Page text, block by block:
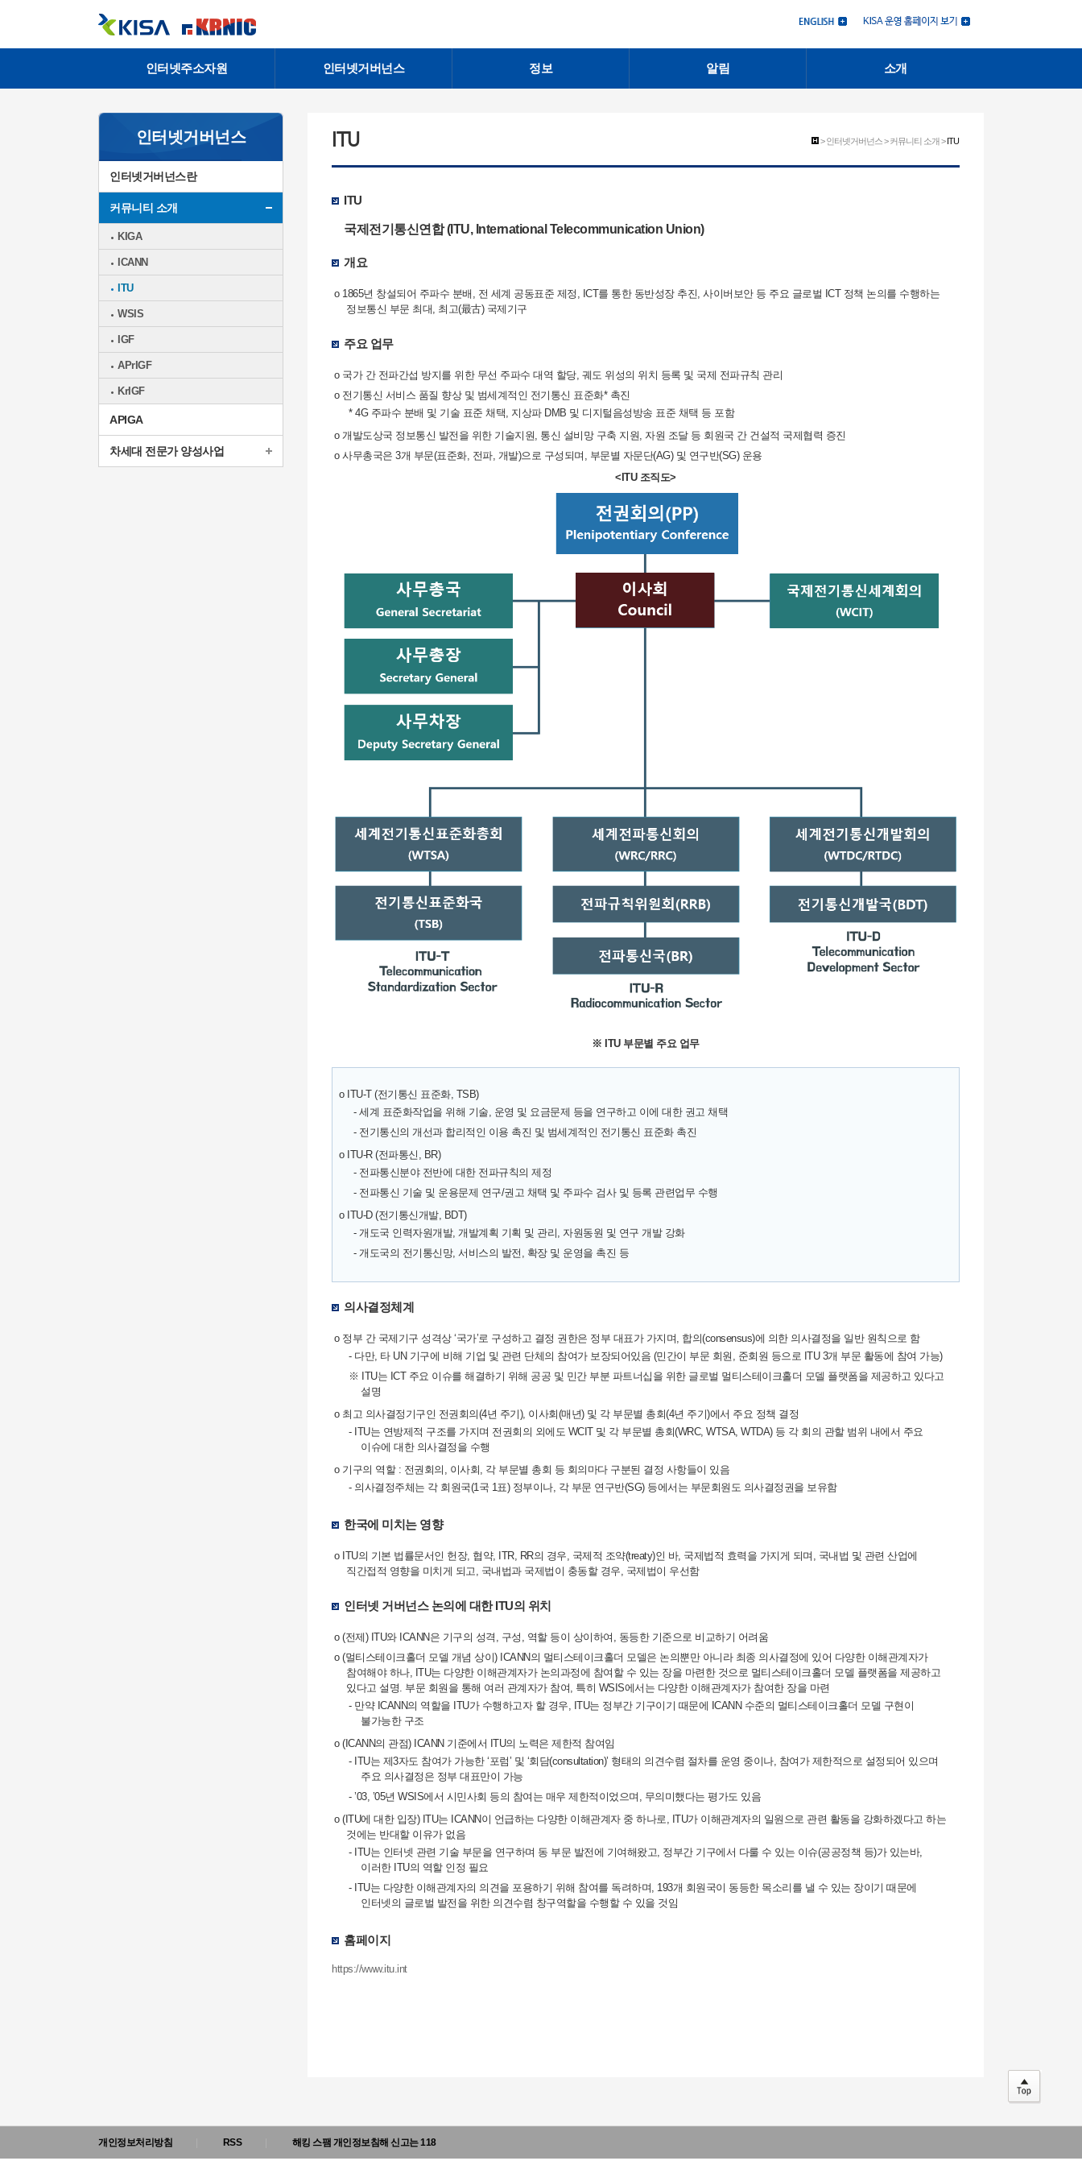
인터넷주소자원 인터넷거버넌스 정보 알림 소개
인터넷거버넌스
인터넷거버넌스란
커뮤니티 소개
KIGA
ICANN
ITU
WSIS
IGF
APrIGF
KrIGF
APIGA
차세대 전문가 양성사업
ITU > 인터넷거버넌스 > 커뮤니티 소개 >ITU
ITU
국제전기통신연합 (ITU, International Telecommunication Union)
개요
o 1865년 창설되어 주파수 분배, 전 세계 공동표준 제정, ICT를 통한 동반성장 추진, 사이버보안 등 주요 글로벌 ICT 정책 논의를 수행하는
정보통신 부문 최대, 최고(最古) 국제기구
주요 업무
o 국가 간 전파간섭 방지를 위한 무선 주파수 대역 할당, 궤도 위성의 위치 등록 및 국제 전파규칙 관리
o 전기통신 서비스 품질 향상 및 범세계적인 전기통신 표준화* 촉진
* 4G 주파수 분배 및 기술 표준 채택, 지상파 DMB 및 디지털음성방송 표준 채택 등 포함
o 개발도상국 정보통신 발전을 위한 기술지원, 통신 설비망 구축 지원, 자원 조달 등 회원국 간 건설적 국제협력 증진
o 사무총국은 3개 부문(표준화, 전파, 개발)으로 구성되며, 부문별 자문단(AG) 및 연구반(SG) 운용
<ITU 조직도>
※ ITU 부문별 주요 업무
o ITU-T (전기통신 표준화, TSB)
- 세계 표준화작업을 위해 기술, 운영 및 요금문제 등을 연구하고 이에 대한 권고 채택
- 전기통신의 개선과 합리적인 이용 촉진 및 범세계적인 전기통신 표준화 촉진
o ITU-R (전파통신, BR)
- 전파통신분야 전반에 대한 전파규칙의 제정
- 전파통신 기술 및 운용문제 연구/권고 채택 및 주파수 검사 및 등록 관련업무 수행
o ITU-D (전기통신개발, BDT)
- 개도국 인력자원개발, 개발계획 기획 및 관리, 자원동원 및 연구 개발 강화
- 개도국의 전기통신망, 서비스의 발전, 확장 및 운영을 촉진 등
의사결정체계
o 정부 간 국제기구 성격상 ‘국가’로 구성하고 결정 권한은 정부 대표가 가지며, 합의(consensus)에 의한 의사결정을 일반 원칙으로 함
- 다만, 타 UN 기구에 비해 기업 및 관련 단체의 참여가 보장되어있음 (민간이 부문 회원, 준회원 등으로 ITU 3개 부문 활동에 참여 가능)
※ ITU는 ICT 주요 이슈를 해결하기 위해 공공 및 민간 부분 파트너십을 위한 글로벌 멀티스테이크홀더 모델 플랫폼을 제공하고 있다고
설명
o 최고 의사결정기구인 전권회의(4년 주기), 이사회(매년) 및 각 부문별 총회(4년 주기)에서 주요 정책 결정
- ITU는 연방제적 구조를 가지며 전권회의 외에도 WCIT 및 각 부문별 총회(WRC, WTSA, WTDA) 등 각 회의 관할 범위 내에서 주요
이슈에 대한 의사결정을 수행
o 기구의 역할 : 전권회의, 이사회, 각 부문별 총회 등 회의마다 구분된 결정 사항들이 있음
- 의사결정주체는 각 회원국(1국 1표) 정부이나, 각 부문 연구반(SG) 등에서는 부문회원도 의사결정권을 보유함
한국에 미치는 영향
o ITU의 기본 법률문서인 헌장, 협약, ITR, RR의 경우, 국제적 조약(treaty)인 바, 국제법적 효력을 가지게 되며, 국내법 및 관련 산업에
직간접적 영향을 미치게 되고, 국내법과 국제법이 충동할 경우, 국제법이 우선함
인터넷 거버넌스 논의에 대한 ITU의 위치
o (전제) ITU와 ICANN은 기구의 성격, 구성, 역할 등이 상이하여, 동등한 기준으로 비교하기 어려움
o (멀티스테이크홀더 모델 개념 상이) ICANN의 멀티스테이크홀더 모델은 논의뿐만 아니라 최종 의사결정에 있어 다양한 이해관계자가
참여해야 하나, ITU는 다양한 이해관계자가 논의과정에 참여할 수 있는 장을 마련한 것으로 멀티스테이크홀더 모델 플랫폼을 제공하고
있다고 설명. 부문 회원을 통해 여러 관계자가 참여, 특히 WSIS에서는 다양한 이해관계자가 참여한 장을 마련
- 만약 ICANN의 역할을 ITU가 수행하고자 할 경우, ITU는 정부간 기구이기 때문에 ICANN 수준의 멀티스테이크홀더 모델 구현이
불가능한 구조
o (ICANN의 관점) ICANN 기준에서 ITU의 노력은 제한적 참여임
- ITU는 제3자도 참여가 가능한 ‘포럼’ 및 ‘회담(consultation)’ 형태의 의견수렴 절차를 운영 중이나, 참여가 제한적으로 설정되어 있으며
주요 의사결정은 정부 대표만이 가능
- ’03, ’05년 WSIS에서 시민사회 등의 참여는 매우 제한적이었으며, 무의미했다는 평가도 있음
o (ITU에 대한 입장) ITU는 ICANN이 언급하는 다양한 이해관계자 중 하나로, ITU가 이해관계자의 일원으로 관련 활동을 강화하겠다고 하는
것에는 반대할 이유가 없음
- ITU는 인터넷 관련 기술 부문을 연구하며 동 부문 발전에 기여해왔고, 정부간 기구에서 다룰 수 있는 이슈(공공정책 등)가 있는바,
이러한 ITU의 역할 인정 필요
- ITU는 다양한 이해관계자의 의견을 포용하기 위해 참여를 독려하며, 193개 회원국이 동등한 목소리를 낼 수 있는 장이기 때문에
인터넷의 글로벌 발전을 위한 의견수렴 창구역할을 수행할 수 있을 것임
홈페이지
https://www.itu.int
개인정보처리방침 RSS 해킹 스팸 개인정보침해 신고는 118